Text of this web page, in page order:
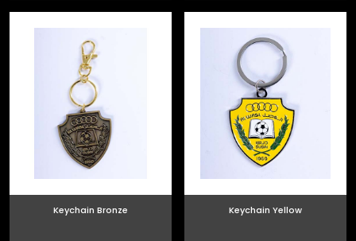
Keychain Yellow
Keychain Bronze